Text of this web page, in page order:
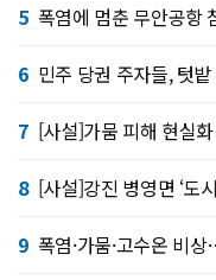
5 폭염에 멈춘 무안공항
6 민주 당권 주자들, 텃
7 [사설]가뭄 피해 현실
8 [사설]강진 병영면 ‘도
9 폭염·가뭄·고수온 비